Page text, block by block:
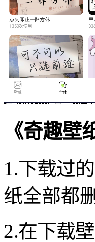
《奇趣壁
1.下载过
纸全部都
2.在下载